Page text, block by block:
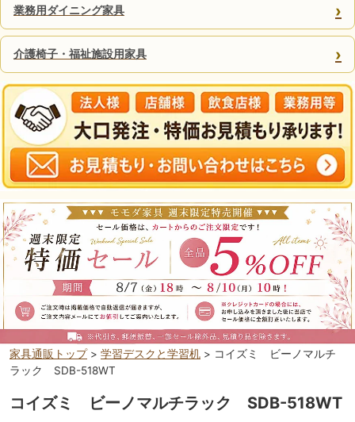
業務用ダイニング家具 ›
介護椅子・福祉施設用家具 ›
家具通販トップ> 学習デスクと学習机 > コイズミ ビーノマルチ
ラック SDB-518WT
コイズミ ビーノマルチラック SDB-518WT